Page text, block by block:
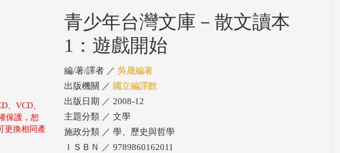
、VCD、
保護，恕
更換相同產
青少年台灣文庫－散文讀本
1：遊戲開始
編/著/譯者 ／ 吳晟編著
出版機關 ／ 國立編譯館
出版日期 ／ 2008-12
主題分類 ／ 文學
施政分類 ／ 學、歷史與哲學
ＩＳＢＮ ／ 9789860162011